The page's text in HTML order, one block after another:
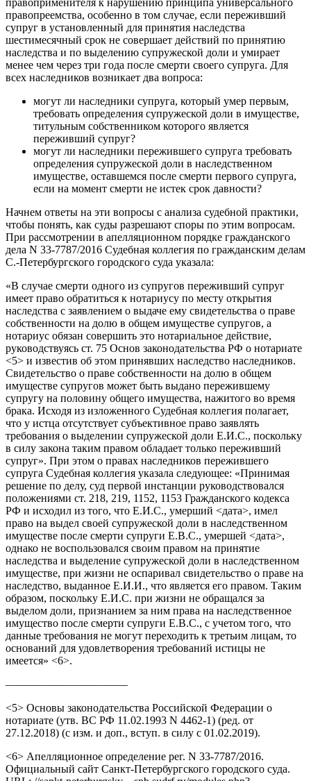
правопреемства, особенно в том случае, если переживший
супруг в установленный для принятия наследства
шестимесячный срок не совершает действий по принятию
наследства и по выделению супружеской доли и умирает
менее чем через три года после смерти своего супруга. Для
всех наследников возникает два вопроса:
могут ли наследники супруга, который умер первым,
требовать определения супружеской доли в имуществе,
титульным собственником которого является
переживший супруг?
могут ли наследники пережившего супруга требовать
определения супружеской доли в наследственном
имуществе, оставшемся после смерти первого супруга,
если на момент смерти не истек срок давности?
Начнем ответы на эти вопросы с анализа судебной практики,
чтобы понять, как суды разрешают споры по этим вопросам.
При рассмотрении в апелляционном порядке гражданского
дела N 33-7787/2016 Судебная коллегия по гражданским делам
С.-Петербургского городского суда указала:
«В случае смерти одного из супругов переживший супруг
имеет право обратиться к нотариусу по месту открытия
наследства с заявлением о выдаче ему свидетельства о праве
собственности на долю в общем имуществе супругов, а
нотариус обязан совершить это нотариальное действие,
руководствуясь ст. 75 Основ законодательства РФ о нотариате
<5> и известив об этом принявших наследство наследников.
Свидетельство о праве собственности на долю в общем
имуществе супругов может быть выдано пережившему
супругу на половину общего имущества, нажитого во время
брака. Исходя из изложенного Судебная коллегия полагает,
что у истца отсутствует субъективное право заявлять
требования о выделении супружеской доли Е.И.С., поскольку
в силу закона таким правом обладает только переживший
супруг». При этом о правах наследников пережившего
супруга Судебная коллегия указала следующее: «Принимая
решение по делу, суд первой инстанции руководствовался
положениями ст. 218, 219, 1152, 1153 Гражданского кодекса
РФ и исходил из того, что Е.И.С., умерший <дата>, имел
право на выдел своей супружеской доли в наследственном
имуществе после смерти супруги Е.В.С., умершей <дата>,
однако не воспользовался своим правом на принятие
наследства и выделение супружеской доли в наследственном
имуществе, при жизни не оспаривал свидетельство о праве на
наследство, выданное Е.И.И., что является его правом. Таким
образом, поскольку Е.И.С. при жизни не обращался за
выделом доли, признанием за ним права на наследственное
имущество после смерти супруги Е.В.С., с учетом того, что
данные требования не могут переходить к третьим лицам, то
оснований для удовлетворения требований истицы не
имеется» <6>.
———————————
<5> Основы законодательства Российской Федерации о
нотариате (утв. ВС РФ 11.02.1993 N 4462-1) (ред. от
27.12.2018) (с изм. и доп., вступ. в силу с 01.02.2019).
<6> Апелляционное определение рег. N 33-7787/2016.
Официальный сайт Санкт-Петербургского городского суда.